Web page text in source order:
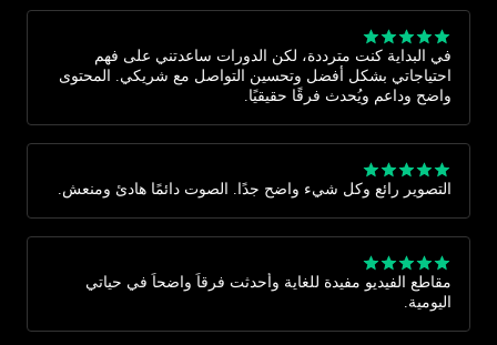
في البداية كنت مترددة، لكن الدورات ساعدتني على فهم
احتياجاتي بشكل أفضل وتحسين التواصل مع شريكي. المحتوى
واضح وداعم ويُحدث فرقًا حقيقيًا.
التصوير رائع وكل شيء واضح جدًا. الصوت دائمًا هادئ ومنعش.
مقاطع الفيديو مفيدة للغاية وأحدثت فرقاً واضحاً في حياتي
اليومية.